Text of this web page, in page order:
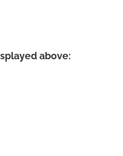
above: